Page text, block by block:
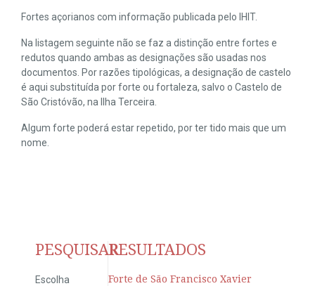
Fortes açorianos com informação publicada pelo IHIT.
Na listagem seguinte não se faz a distinção entre fortes e
redutos quando ambas as designações são usadas nos
documentos. Por razões tipológicas, a designação de castelo
é aqui substituída por forte ou fortaleza, salvo o Castelo de
São Cristóvão, na Ilha Terceira.
Algum forte poderá estar repetido, por ter tido mais que um
nome.
PESQUISAR
Escolha
RESULTADOS
Forte de São Francisco Xavier